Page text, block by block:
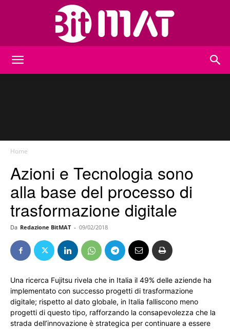
Home
Azioni e Tecnologia sono
alla base del processo di
trasformazione digitale
Da Redazione BitMAT - 09/02/2018
Una ricerca Fujitsu rivela che in Italia il 49% delle aziende ha
implementato con successo progetti di trasformazione
digitale; rispetto al dato globale, in Italia falliscono meno
progetti di questo tipo, rafforzando la consapevolezza che la
strada dell’innovazione è strategica per continuare a essere